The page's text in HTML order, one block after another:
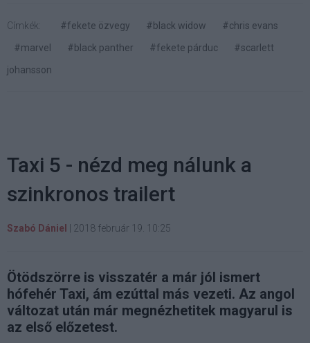
Címkék: #fekete özvegy #black widow
#chris evans
#marvel
#black panther #fekete párduc
#scarlett
johansson
Taxi 5 - nézd meg nálunk a
szinkronos trailert
Szabó Dániel 2018 február 19. 10:25
Ötödszörre is visszatér a már jól ismert
hófehér Taxi, ám ezúttal más vezeti. Az angol
változat után már megnézhetitek magyarul is
az első előzetest.